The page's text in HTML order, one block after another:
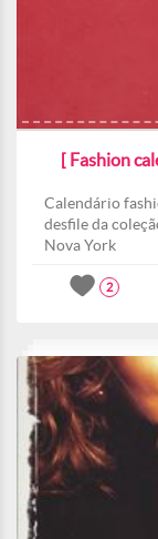
[ Fashion
Calendário
desfile da
Nova York
2